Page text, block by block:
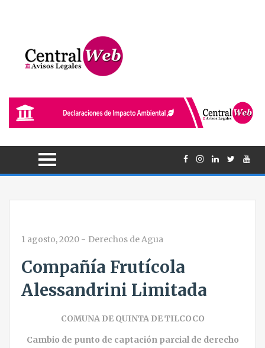
1 agosto, 2020 - Derechos de Agua
Compañía Frutícola
Alessandrini Limitada
COMUNA DE QUINTA DE TILCOCO
Cambio de punto de captación parcial de derecho